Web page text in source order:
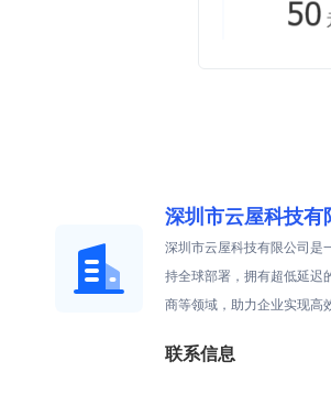
深圳市云屋科技有
深圳市云屋科技有限公司是
持全球部署，拥有超低延迟
商等领域，助力企业实现高
联系信息